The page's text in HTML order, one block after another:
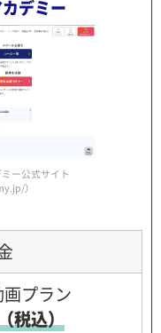
デミー
ー公式サイト
）
プラン
税込）